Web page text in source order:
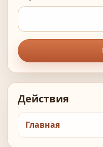
Действия
Главная